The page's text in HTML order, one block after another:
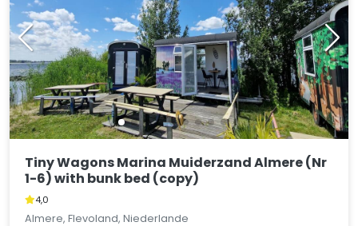
Tiny Wagons Marina Muiderzand Almere (Nr
1-6) with bunk bed (copy)
4,0
Almere, Flevoland, Niederlande